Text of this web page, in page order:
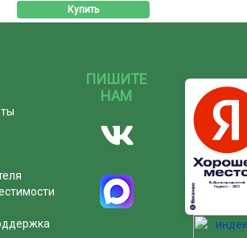
Купить
ПИШИТЕ
НАМ